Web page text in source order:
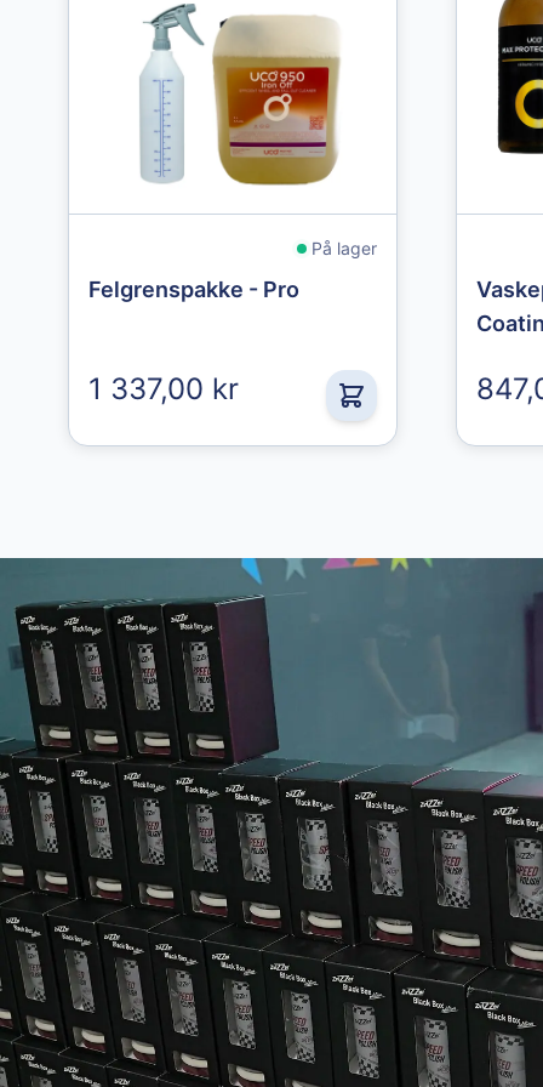
På lager
Felgrenspakke - Pro
The price depends on the options chosen on the
1 337,00 kr
The